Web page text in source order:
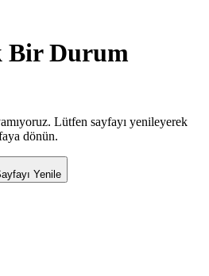
Bir Durum
Lütfen sayfayı yenileyerek
dönün.
Yenile